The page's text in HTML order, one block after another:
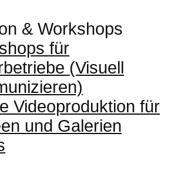
& Workshops
für
(Visuell
Videoproduktion für
und Galerien